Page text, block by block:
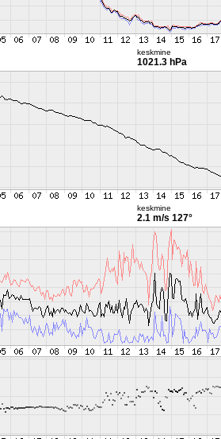
keskmine
1021.3 hPa
keskmine
2.1 m/s 127°